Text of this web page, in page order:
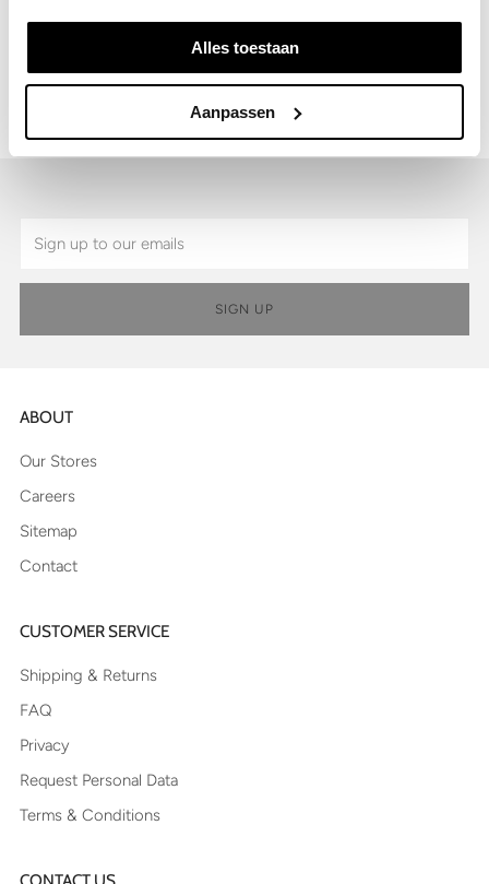
Alles toestaan
Aanpassen
SIGN UP
ABOUT
Our Stores
Careers
Sitemap
Contact
CUSTOMER SERVICE
Shipping & Returns
FAQ
Privacy
Request Personal Data
Terms & Conditions